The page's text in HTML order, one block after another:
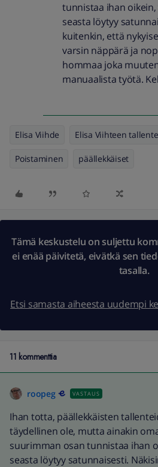
tunnistaa ihan
seasta löytyy
kuitenkin, että
varsin näppärä ja
hommaa joka
manuaalista työtä.
Elisa Viihde Elisa Viihteen
Poistaminen päällekkäiset
Tämä keskustelu on suljettu
ei enää päivitetä, eivätkä sen
tasalla.
Etsi samasta aiheesta uudempi
11 kommenttia
roopeg VASTAUS
Ihan totta, päällekkäisten
täydellinen ole, mutta ainakin
suurimman osan tunnistaa ihan
seasta löytyy satunnaisesti.